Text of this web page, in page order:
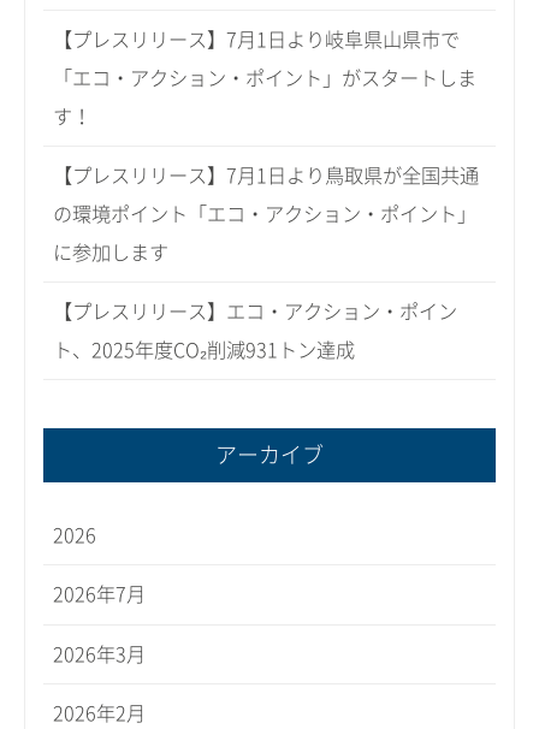
【プレスリリース】7月1日より岐阜県山県市で
「エコ・アクション・ポイント」がスタートしま
す！
【プレスリリース】7月1日より鳥取県が全国共通
の環境ポイント「エコ・アクション・ポイント」
に参加します
【プレスリリース】エコ・アクション・ポイン
ト、2025年度CO₂削減931トン達成
アーカイブ
2026
2026年7月
2026年3月
2026年2月